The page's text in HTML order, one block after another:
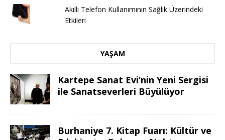
Akıllı Telefon Kullanımının Sağlık Üzerindeki
Etkileri
YAŞAM
Kartepe Sanat Evi’nin Yeni Sergisi
ile Sanatseverleri Büyülüyor
Burhaniye 7. Kitap Fuarı: Kültür ve